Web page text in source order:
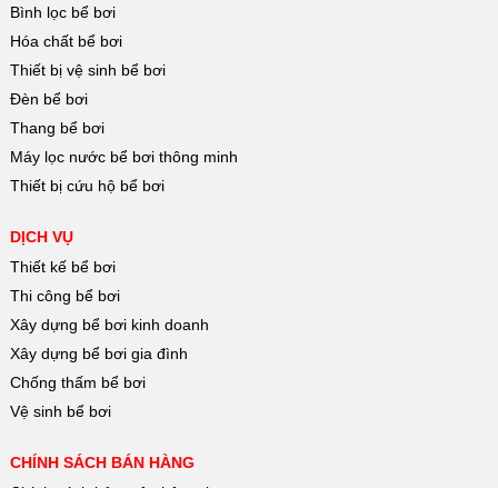
Bình lọc bể bơi
Hóa chất bể bơi
Thiết bị vệ sinh bể bơi
Đèn bể bơi
Thang bể bơi
Máy lọc nước bể bơi thông minh
Thiết bị cứu hộ bể bơi
DỊCH VỤ
Thiết kế bể bơi
Thi công bể bơi
Xây dựng bể bơi kinh doanh
Xây dựng bể bơi gia đình
Chống thấm bể bơi
Vệ sinh bể bơi
CHÍNH SÁCH BÁN HÀNG